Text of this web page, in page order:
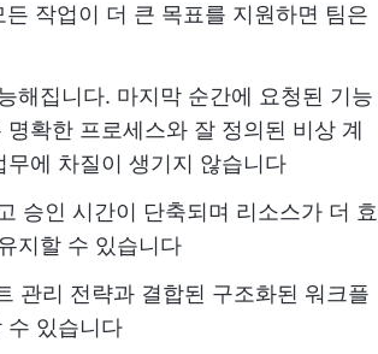
작업이 더 큰 목표를 지원하면 팀은
해집니다. 마지막 순간에 요청된 기능
확한 프로세스와 잘 정의된 비상 계
에 차질이 생기지 않습니다
승인 시간이 단축되며 리소스가 더 효
지할 수 있습니다
관리 전략과 결합된 구조화된 워크플
수 있습니다